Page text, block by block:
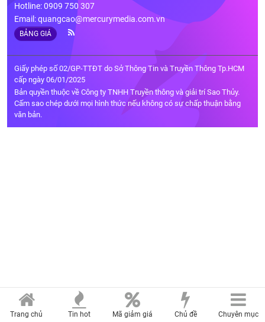
Hotline: 0909 750 307
Email:quangcao@mercurymedia.com.vn
BẢNG GIÁ
Giấy phép số 02/GP-TTĐT do Sở Thông Tin và Truyền Thông Tp.HCM
cấp ngày 06/01/2025
Bản quyền thuộc về Công ty TNHH Truyền thông và giải trí Sao Thủy.
Cấm sao chép dưới mọi hình thức nếu không có sự chấp thuận bằng
văn bản.
Trang chủ Tin hot Mã giảm giá Chủ đề Chuyên mục